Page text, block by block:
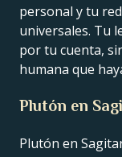
personal y tu
universales. Tu
por tu cuenta,
humana que
Plutón en
Plutón en